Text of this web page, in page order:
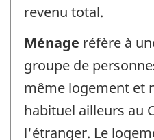
revenu total.
Ménage réfère à
groupe de
même logement et
habituel ailleurs au
l'étranger. Le